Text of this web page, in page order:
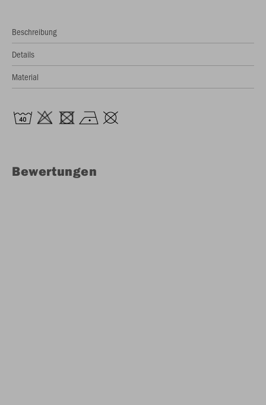
Beschreibung
Details
Material
Bewertungen